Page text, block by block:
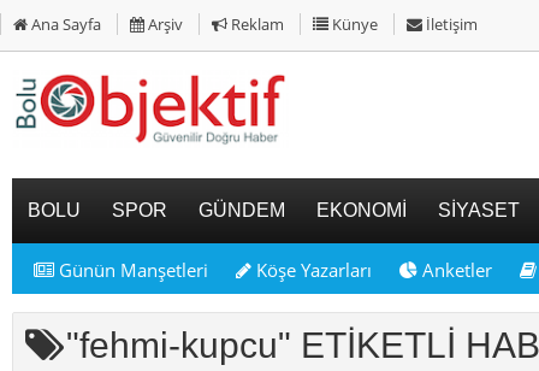
Ana Sayfa Arşiv Reklam Künye İletişim
BOLU SPOR GÜNDEM EKONOMİ SİYASET
Günün Manşetleri Köşe Yazarları Anketler
"fehmi-kupcu" ETİKETLİ